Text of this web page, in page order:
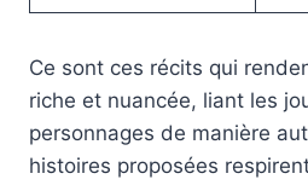
Ce sont ces récits qui
riche et nuancée, liant les
personnages de manière
histoires proposées